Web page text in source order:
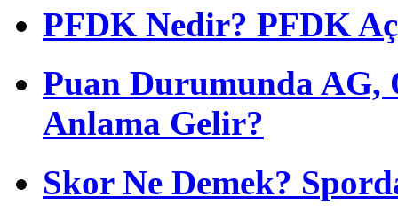
PFDK Nedir? PFDK
Puan Durumunda AG,
Anlama Gelir?
Skor Ne Demek?